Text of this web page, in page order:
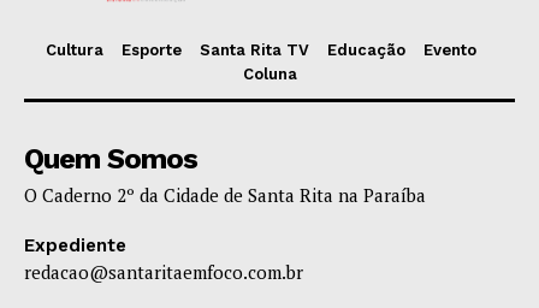
Cultura Esporte Santa Rita TV Educação
Evento
Coluna
Quem Somos
O Caderno 2º da Cidade de Santa Rita na Paraíba
Expediente
redacao@santaritaemfoco.com.br